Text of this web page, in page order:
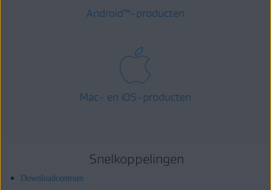
Android™-producten
Mac- en iOS-producten
Snelkoppelingen
Downloadcentrum